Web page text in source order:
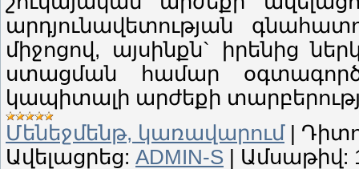
արդյունավետության
միջոցով, այսինքն` իրենից
ստացման համար
կապիտալի արժեքի
Մենեջմենթ, կառավարում|
Ավելացրեց: ADMIN-S Ամսաթիվ: